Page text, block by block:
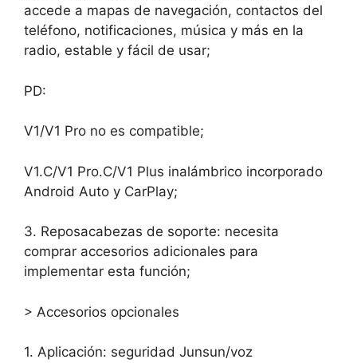
accede a mapas de navegación, contactos del
teléfono, notificaciones, música y más en la
radio, estable y fácil de usar;
PD:
V1/V1 Pro no es compatible;
V1.C/V1 Pro.C/V1 Plus inalámbrico incorporado
Android Auto y CarPlay;
3. Reposacabezas de soporte: necesita
comprar accesorios adicionales para
implementar esta función;
> Accesorios opcionales
1. Aplicación: seguridad Junsun/voz